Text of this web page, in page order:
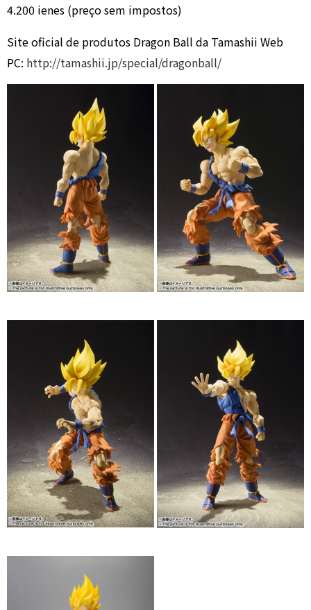
4.200 ienes (preço sem impostos)
Site oficial de produtos Dragon Ball da Tamashii Web
PC: http://tamashii.jp/special/dragonball/